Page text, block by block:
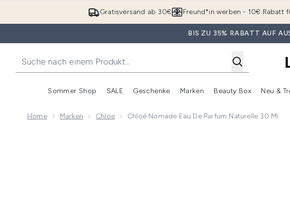
Gratisversand ab 30€ Freund*in werben - 10€ Rabatt
BIS ZU 35% RABATT AUF
Sommer Shop
Untermenü Anmelden (Sommer Shop)
SALE
Untermenü Anmelden (SALE)
Geschenke
Untermenü Anmelden
Marken Beauty Box Neu &
Home Marken Chloe Chloé Nomade Eau De Parfum Naturelle 30 Ml